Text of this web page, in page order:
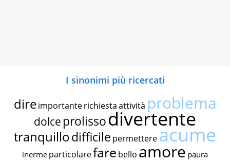
I sinonimi più ricercati
dire importante richiestaattività problema
dolce prolissodivertente
tranquillodifficile permettereacume
inerme particolarefare bello amore paura